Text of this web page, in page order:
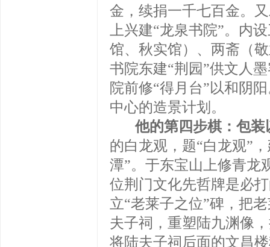
金，续捐一千七百金。
上兴建“龙泉书院”。内
馆、秋实馆）、两斋（
书院东建“荆园”供文人
院前修“得月台”以和阴
中心的造景计划。
他的第四步棋：包
的白龙观，题“白龙观”
潭”。于东宝山上修青龙
位荆门文化先哲牌是必
立“老莱子之位”碑，把
夫子祠，重塑陆九渊像
将陆夫子祠后面的文昌